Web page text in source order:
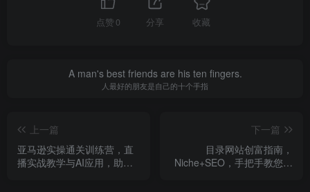
点赞 0 分享 收藏
A man's best friends are his ten fingers.
人最好的朋友是自己的十个手指
上一篇
亚马逊实操通关训练营，直
播实战教学与AI应用，助卖
下一篇
目录网站创富指南，
Niche+SEO，手把手教您从